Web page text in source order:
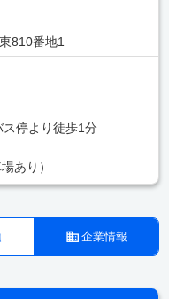
810番地1
ス停より徒歩1分
あり）
企業情報